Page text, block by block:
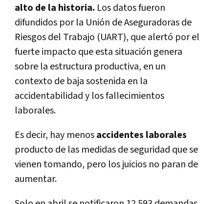
alto de la historia. Los datos fueron
difundidos por la Unión de Aseguradoras de
Riesgos del Trabajo (UART), que alertó por el
fuerte impacto que esta situación genera
sobre la estructura productiva, en un
contexto de baja sostenida en la
accidentabilidad y los fallecimientos
laborales.
Es decir, hay menosaccidentes laborales
producto de las medidas de seguridad que se
vienen tomando, pero los juicios no paran de
aumentar.